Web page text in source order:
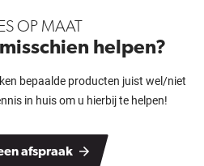
OP MAAT
helpen?
bepaalde producten juist wel/niet
in huis om u hierbij te helpen!
afspraak